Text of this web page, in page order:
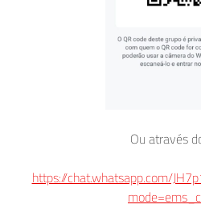
Ou através
https://chat.whatsapp.com/